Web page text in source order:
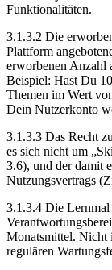
Funktionalitäten.
3.1.3.2 Die
Plattform
erworbenen Anzahl
Beispiel: Hast Du
Themen im Wert
Dein Nutzerkonto
3.1.3.3 Das Recht
es sich nicht um
3.6), und der damit
Nutzungsvertrags
3.1.3.4 Die
Monatsmittel. Nicht
regulären